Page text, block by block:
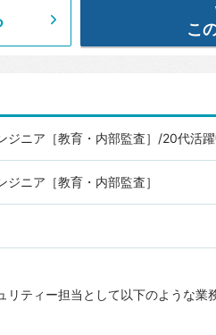
こ
ジニア［教育・内部監査］/20代活
ジニア［教育・内部監査］
リティー担当として以下のような業